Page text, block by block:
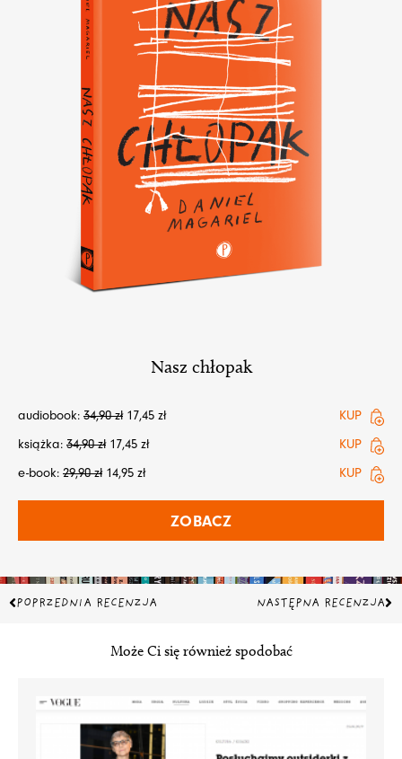
Nasz chłopak
audiobook: 34,90zł 17,45 zł
KUP
książka: 34,90zł 17,45 zł
KUP
e-book: 29,90zł 14,95 zł KUP
ZOBACZ
Prev
POPRZEDNIA RECENZJA NASTĘPNA RECENZJA
Może Ci się również spodobać